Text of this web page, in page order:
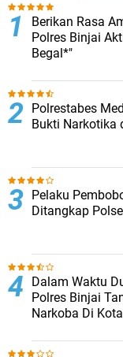
Berikan Rasa
Polres Binjai
Begal*"
Polrestabes
Bukti Narkotika
Pelaku
Ditangkap
Dalam Waktu
Polres Binjai
Narkoba Di